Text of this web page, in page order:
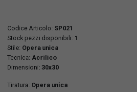
Codice Articolo: SP021
Stock pezzi disponibili: 1
Stile: Opera unica
Tecnica: Acrilico
Dimensioni: 30x30
Tiratura: Opera unica